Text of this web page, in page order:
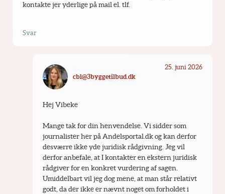
kontakte jer yderlige på mail el. tlf.
Svar
cbl@3byggetilbud.dk
25. juni 2026
Hej Vibeke
Mange tak for din henvendelse. Vi sidder som
journalister her på Andelsportal.dk og kan derfor
desværre ikke yde juridisk rådgivning. Jeg vil
derfor anbefale, at I kontakter en ekstern juridisk
rådgiver for en konkret vurdering af sagen.
Umiddelbart vil jeg dog mene, at man står relativt
godt, da der ikke er nævnt noget om forholdet i